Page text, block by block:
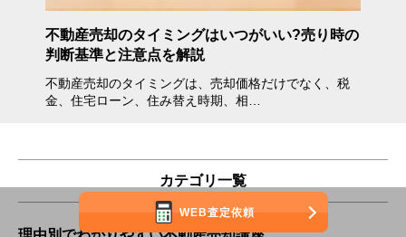
不動産売却のタイミングはいつがいい?売り時の
判断基準と注意点を解説
不動産売却のタイミングは、売却価格だけでなく、税
金、住宅ローン、住み替え時期、相…
カテゴリ一覧
WEB査定依頼